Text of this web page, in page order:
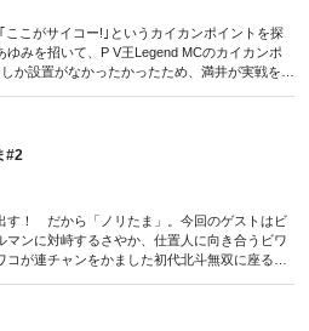
こがサイコー!｣というカイカンポイントを探
みを招いて、P V王Legend MCのカイカンポ
か設置がなかったかったため、満井が実戦をし
ントとは…!?
DVDに収録されたものです／2019年5月30日発
#2
す！ だから「ノリたま」。今回のゲストはビ
マンに対峙するさやか、仕置人に向き合うビワ
が連チャンをかました初代北斗無双に座る。
に収録されたものです／2021年11月20日発